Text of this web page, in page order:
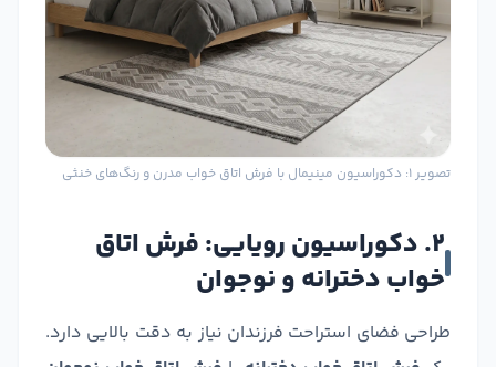
تصویر ۱: دکوراسیون مینیمال با فرش اتاق خواب مدرن و رنگ‌های خنثی
۲. دکوراسیون رویایی: فرش اتاق
خواب دخترانه و نوجوان
طراحی فضای استراحت فرزندان نیاز به دقت بالایی دارد.